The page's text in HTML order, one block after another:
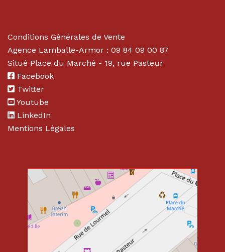
Conditions Générales de Vente
Agence Lamballe-Armor : 09 84 09 00 87
Situé Place du Marché - 19, rue Pasteur
Facebook
Twitter
Youtube
LinkedIn
Mentions Légales